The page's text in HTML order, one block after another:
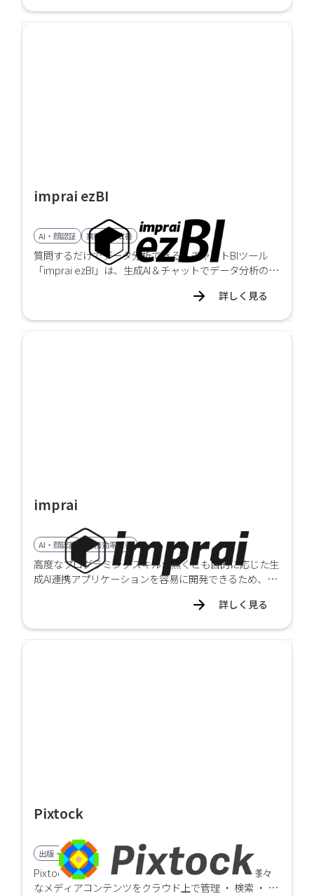
imprai ezBI
AI・顔認証 業務効率改善
質問するだけでデータ分析できる！チャットBIツール
「imprai ezBI」は、生成AI＆チャットでデータ分析の民
詳しく見る
imprai
AI・顔認証 業務効率改善
高度なプログラミングスキルが無くとも目的に応じた生
成AI連携アプリケーションを容易に開発できるため、短
詳しく見る
Pixtock
出版・印刷業界向け
Pixtockは写真データをはじめ 、 動画 、 音声など様々
なメディアコンテンツをクラウド上で管理 ・ 検索 ・ 販